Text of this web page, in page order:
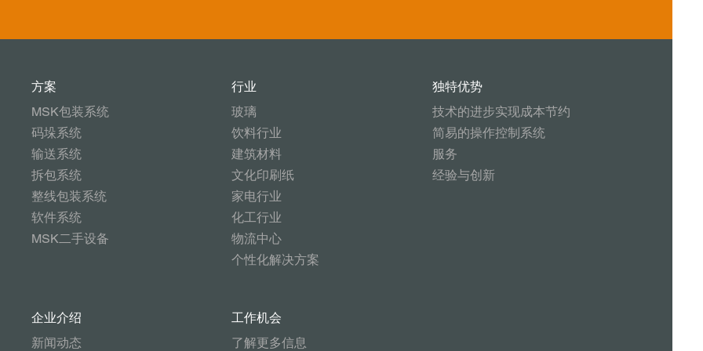
方案
MSK包装系统
码垛系统
输送系统
拆包系统
整线包装系统
软件系统
MSK二手设备
行业
玻璃
饮料行业
建筑材料
文化印刷纸
家电行业
化工行业
物流中心
个性化解决方案
独特优势
技术的进步实现成本节约
简易的操作控制系统
服务
经验与创新
企业介绍
新闻动态
工作机会
了解更多信息